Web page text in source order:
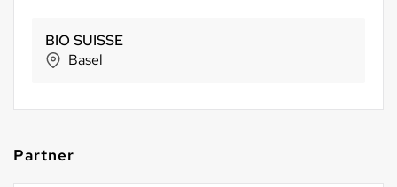
BIO SUISSE
Basel
Partner